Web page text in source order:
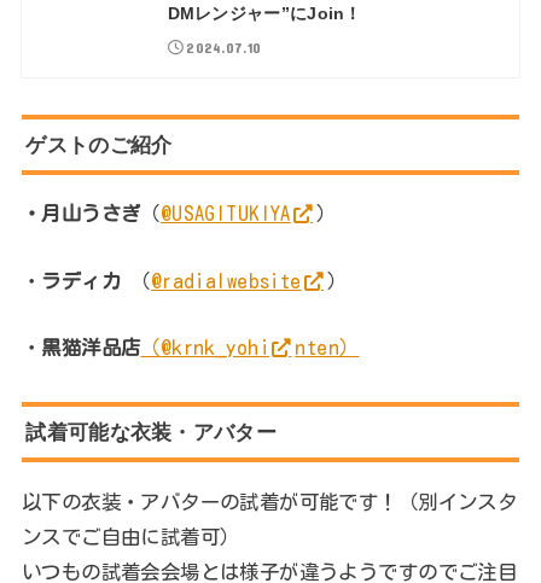
DMレンジャー”にJoin！
2024.07.10
ゲストのご紹介
・月山うさぎ （ @USAGITUKIYA ）
・ ラディカ （@radialwebsite ）
・ 黒猫洋品店（@krnk_yohi nten）
試着可能な衣装・アバター
以下の衣装・アバターの試着が可能です！（別インスタ
ンスでご自由に試着可）
いつもの試着会会場とは様子が違うようですのでご注目